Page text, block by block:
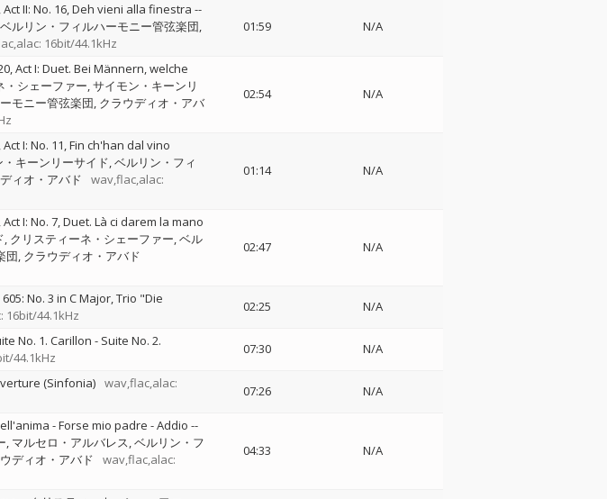
II: No. 16, Deh vieni alla finestra --
ベルリン・フィルハーモニー管弦楽団
16bit/44.1kHz
01:59 N/A
Act I: Duet. Bei Männern, welche
・シェーファー サイモン・キーンリ
モニー管弦楽団 クラウディオ・アバ
02:54 N/A
I: No. 11, Fin ch'han dal vino
キーンリーサイド ベルリン・フィ
ィオ・アバド
wav,flac,alac:
01:14 N/A
I: No. 7, Duet. Là ci darem la mano
クリスティーネ・シェーファー ベル
団 クラウディオ・アバド
02:47 N/A
No. 3 in C Major, Trio "Die
16bit/44.1kHz
02:25 N/A
No. 1. Carillon - Suite No. 2.
44.1kHz
07:30 N/A
(Sinfonia) wav,flac,alac:
07:26 N/A
- Forse mio padre - Addio --
マルセロ・アルバレス ベルリン・フ
ディオ・アバド
wav,flac,alac:
04:33 N/A